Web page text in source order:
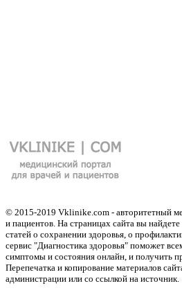
© 2015-2019 Vklinike.com - авторитетный
и пациентов. На страницах сайта вы
статей о сохранении здоровья, о
сервис "Диагностика здоровья" поможет
симптомы и состояния онлайн, и получить
Перепечатка и копирование материалов
администрации или со ссылкой на источник.